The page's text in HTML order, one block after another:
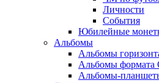
Личности
События
Юбилейные
Альбомы
Альбомы
Альбомы формата
Альбомы-